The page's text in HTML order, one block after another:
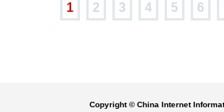
1 2 3 4 5 6
Copyright © China Internet